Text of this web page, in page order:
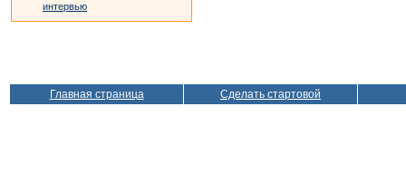
интервью
Главная страница Сделать стартовой